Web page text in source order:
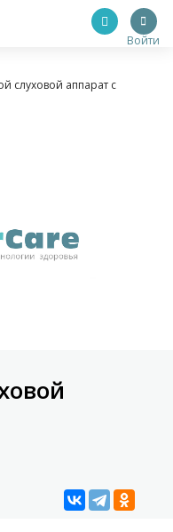
Войти
слуховой аппарат с